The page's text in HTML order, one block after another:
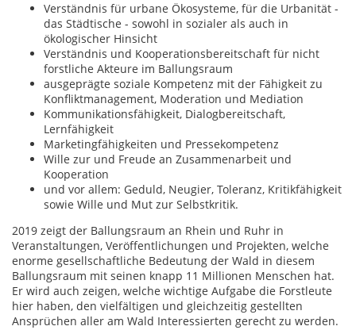
Verständnis für urbane Ökosysteme, für die Urbanität -
das Städtische - sowohl in sozialer als auch in
ökologischer Hinsicht
Verständnis und Kooperationsbereitschaft für nicht
forstliche Akteure im Ballungsraum
ausgeprägte soziale Kompetenz mit der Fähigkeit zu
Konfliktmanagement, Moderation und Mediation
Kommunikationsfähigkeit, Dialogbereitschaft,
Lernfähigkeit
Marketingfähigkeiten und Pressekompetenz
Wille zur und Freude an Zusammenarbeit und
Kooperation
und vor allem: Geduld, Neugier, Toleranz, Kritikfähigkeit
sowie Wille und Mut zur Selbstkritik.
2019 zeigt der Ballungsraum an Rhein und Ruhr in
Veranstaltungen, Veröffentlichungen und Projekten, welche
enorme gesellschaftliche Bedeutung der Wald in diesem
Ballungsraum mit seinen knapp 11 Millionen Menschen hat.
Er wird auch zeigen, welche wichtige Aufgabe die Forstleute
hier haben, den vielfältigen und gleichzeitig gestellten
Ansprüchen aller am Wald Interessierten gerecht zu werden.